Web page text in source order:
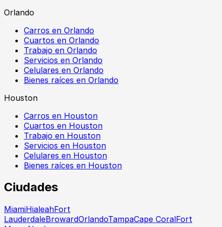
Orlando
Carros en Orlando
Cuartos en Orlando
Trabajo en Orlando
Servicios en Orlando
Celulares en Orlando
Bienes raíces en Orlando
Houston
Carros en Houston
Cuartos en Houston
Trabajo en Houston
Servicios en Houston
Celulares en Houston
Bienes raíces en Houston
Ciudades
MiamiHialeahFort
LauderdaleBrowardOrlandoTampaCape CoralFort